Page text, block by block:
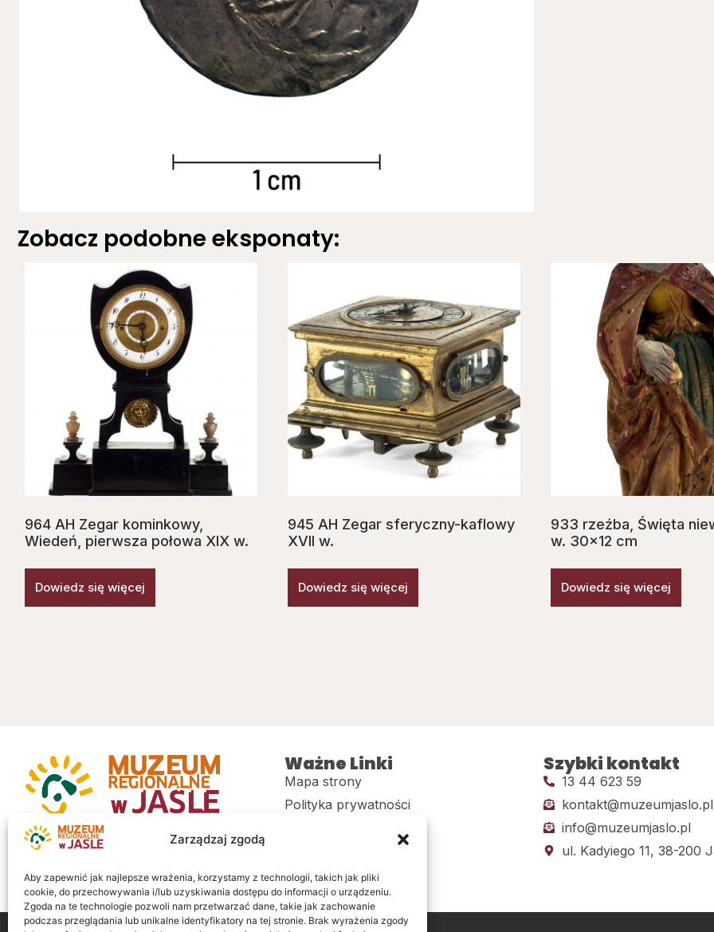
Zarządzaj zgodą
Aby zapewnić jak najlepsze wrażenia, korzystamy z technologii, takich jak pliki
cookie, do przechowywania i/lub uzyskiwania dostępu do informacji o urządzeniu.
Zgoda na te technologie pozwoli nam przetwarzać dane, takie jak zachowanie
podczas przeglądania lub unikalne identyfikatory na tej stronie. Brak wyrażenia zgody
Zobacz podobne eksponaty:
964 AH Zegar kominkowy,
Wiedeń, pierwsza połowa XIX w.
Dowiedz się więcej
945 AH Zegar sferyczny-kaflowy
XVII w.
Dowiedz się więcej
933 rzeźba, Ś‌więta
w. 30×12 cm
Dowiedz się więcej
Muzeum regionalne w Jaśle im. dr.
Stanisława Kadyiego
Ważne Linki
Mapa strony
Polityka prywatności
Sklep
Szybki kontakt
13 44 623 59
kontakt@muzeumjaslo.pl
info@muzeumjaslo.pl
ul. Kadyiego 11, 38-200